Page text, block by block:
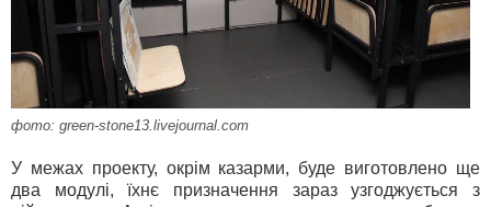
фото: green-stone13.livejournal.com
У межах проекту, окрім казарми, буде виготовлено ще
два модулі, їхнє призначення зараз узгоджується з